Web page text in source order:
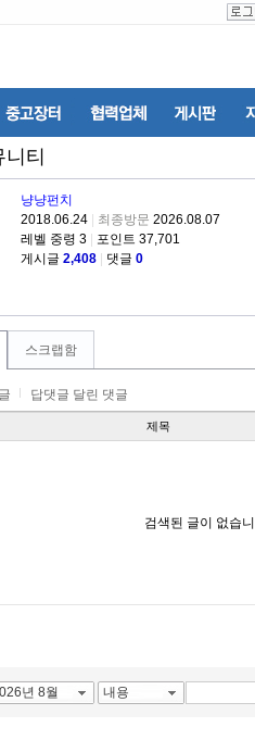
티
냥냥펀치
2018.06.24 최종방문 2026.08.07
레벨 중령 3
포인트 37,701
게시글 2,408 댓글 0
스크랩함
답댓글 달린 댓글
제목
검색된 글이 없습
년 8월 내용